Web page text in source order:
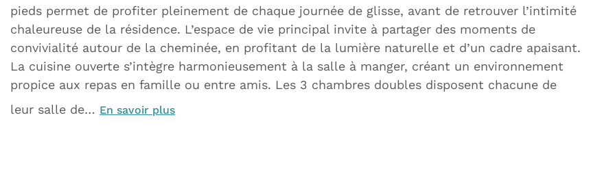
pieds permet de profiter pleinement de chaque journée de glisse, avant de retrouver l’intimité
chaleureuse de la résidence. L’espace de vie principal invite à partager des moments de
convivialité autour de la cheminée, en profitant de la lumière naturelle et d’un cadre apaisant.
La cuisine ouverte s’intègre harmonieusement à la salle à manger, créant un environnement
propice aux repas en famille ou entre amis. Les 3 chambres doubles disposent chacune de
leur salle de… En savoir plus